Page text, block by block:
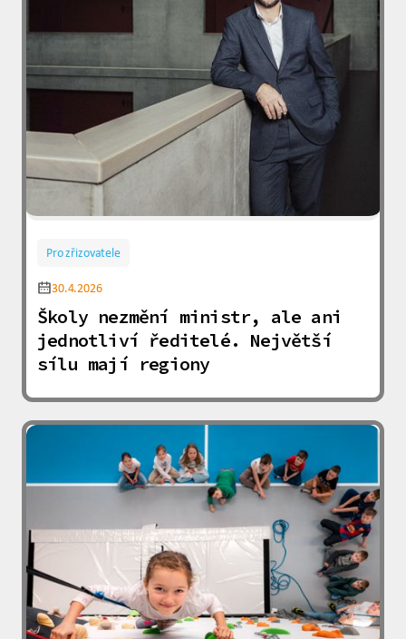
Pro zřizovatele
30.4.2026
Školy nezmění ministr, ale ani
jednotliví ředitelé. Největší
sílu mají regiony